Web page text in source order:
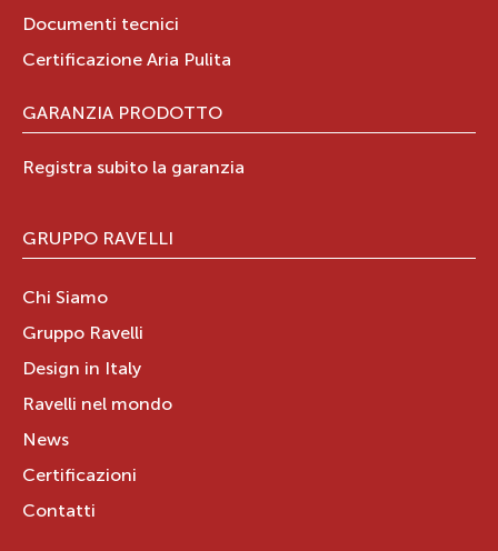
Documenti tecnici
Certificazione Aria Pulita
GARANZIA PRODOTTO
Registra subito la garanzia
GRUPPO RAVELLI
Chi Siamo
Gruppo Ravelli
Design in Italy
Ravelli nel mondo
News
Certificazioni
Contatti